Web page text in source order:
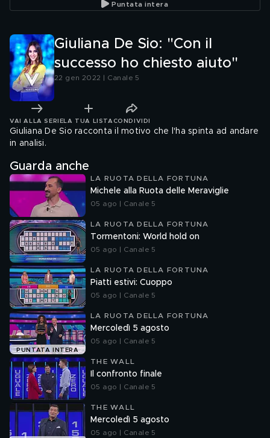
Puntata intera
Giuliana De Sio: "Con il
successo ho chiesto aiuto"
22 gen 2022 | Canale 5
VAI ALLA SERIE LA TUA LISTA CONDIVIDI
Giuliana De Sio racconta il motivo che l'ha spinta ad andare
in analisi.
Guarda anche
LA RUOTA DELLA FORTUNA
Michele alla Ruota delle Meraviglie
05 ago | Canale 5
LA RUOTA DELLA FORTUNA
Tormentoni: World hold on
05 ago | Canale 5
LA RUOTA DELLA FORTUNA
Piatti estivi: Cuoppo
05 ago | Canale 5
PUNTATA INTERA
LA RUOTA DELLA FORTUNA
Mercoledì 5 agosto
05 ago | Canale 5
THE WALL
Il confronto finale
05 ago | Canale 5
THE WALL
Mercoledì 5 agosto
05 ago | Canale 5